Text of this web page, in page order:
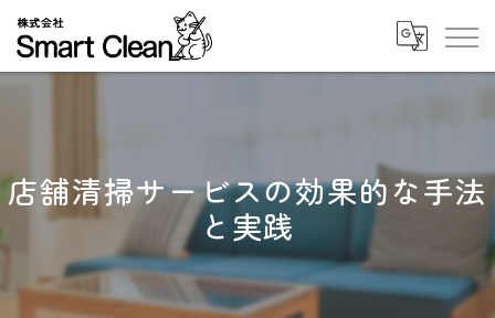
店舗清掃サービスの効果的な手法
と実践